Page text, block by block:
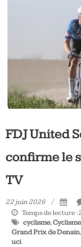
vélo
et
triathlon
FDJ United
confirme le
TV
22 juin 2026
Temps de lecture :
cyclisme,
Grand Prix de Denain,
uci